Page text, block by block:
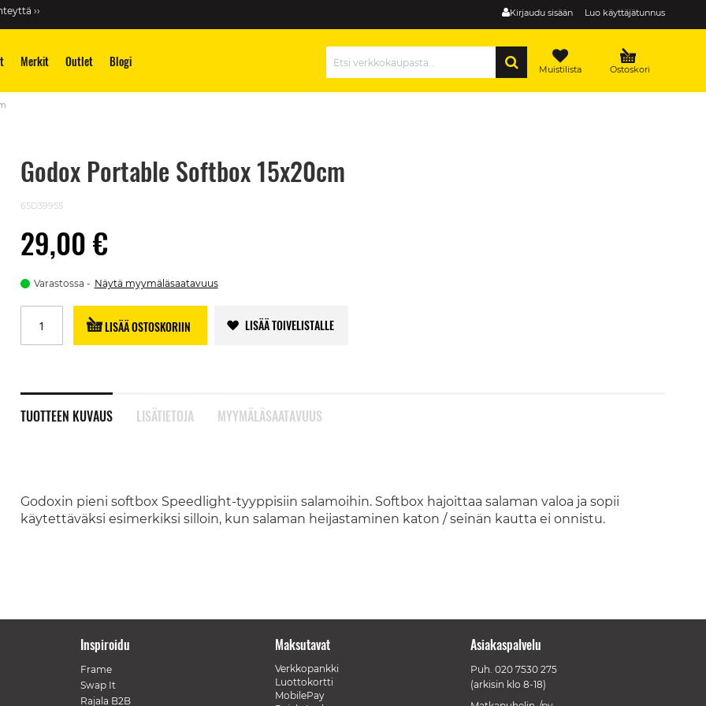
Kirjaudu sisään Luo käyttäjätunnus
››
Merkit Outlet Blogi Ostoskori
Muistilista
Godox Portable Softbox 15x20cm
65D39955
29,00 €
Varastossa Näytä myymäläsaatavuus
LISÄÄ OSTOSKORIIN LISÄÄ TOIVELISTALLE
TUOTTEEN KUVAUS
Godoxin pieni softbox Speedlight-tyyppisiin salamoihin. Softbox hajoittaa salaman valoa ja sopii
käytettäväksi esimerkiksi silloin, kun salaman heijastaminen katon / seinän kautta ei onnistu.
LISÄTIETOJA MYYMÄLÄSAATAVUUS
Inspiroidu
Frame
Swap It
Rajala B2B
Maksutavat
Verkkopankki
Luottokortti
MobilePay
Asiakaspalvelu
Puh. 020 7530 275
(arkisin klo 8-18)